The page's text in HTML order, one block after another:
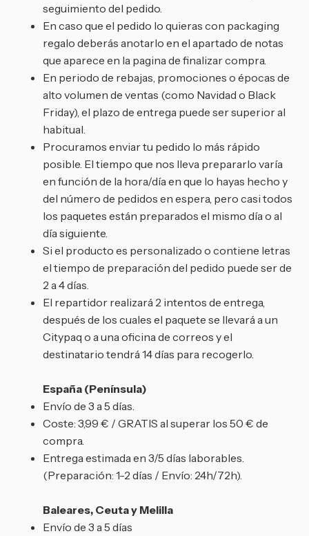
seguimiento del pedido.
En caso que el pedido lo quieras con packaging
regalo deberás anotarlo en el apartado de notas
que aparece en la pagina de finalizar compra.
En periodo de rebajas, promociones o épocas de
alto volumen de ventas (como Navidad o Black
Friday), el plazo de entrega puede ser superior al
habitual.
Procuramos enviar tu pedido lo más rápido
posible. El tiempo que nos lleva prepararlo varía
en función de la hora/día en que lo hayas hecho y
del número de pedidos en espera, pero casi todos
los paquetes están preparados el mismo día o al
día siguiente.
Si el producto es personalizado o contiene letras
el tiempo de preparación del pedido puede ser de
2 a 4 días.
El repartidor realizará 2 intentos de entrega,
después de los cuales el paquete se llevará a un
Citypaq o a una oficina de correos y el
destinatario tendrá 14 días para recogerlo.
España (Península)
Envío de 3 a 5 días.
Coste: 3,99 € / GRATIS al superar los 50 € de
compra.
Entrega estimada en 3/5 días laborables.
(Preparación: 1-2 días / Envío: 24h/72h).
Baleares, Ceuta y Melilla
Envío de 3 a 5 días